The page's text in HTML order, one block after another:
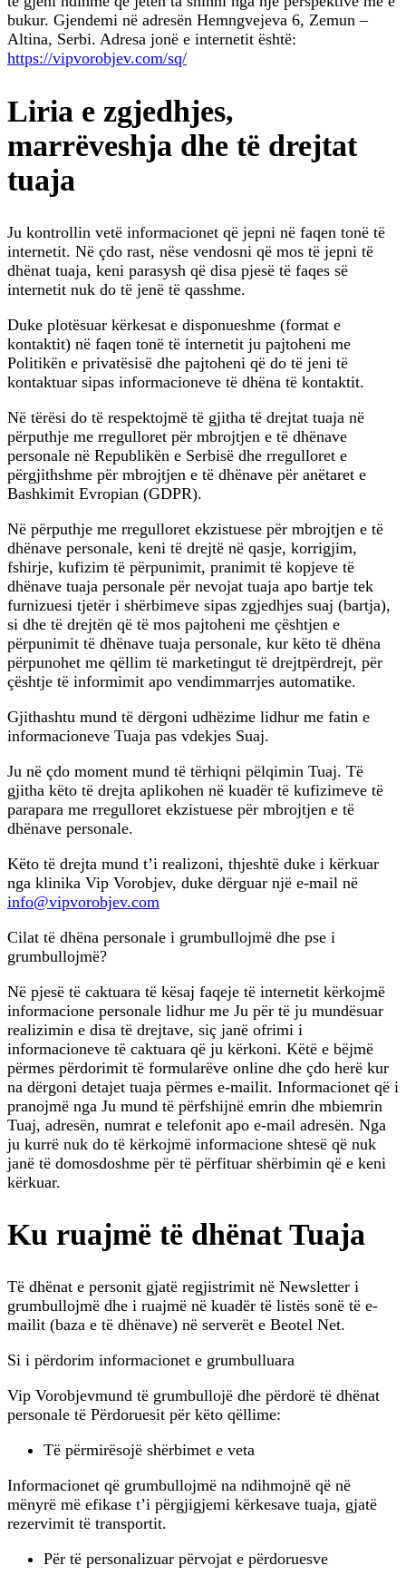
bukur. Gjendemi në adresën Hemngvejeva 6, Zemun –
Altina, Serbi. Adresa jonë e internetit është:
https://vipvorobjev.com/sq/
Liria e zgjedhjes,
marrëveshja dhe të drejtat
tuaja
Ju kontrollin vetë informacionet që jepni në faqen tonë të
internetit. Në çdo rast, nëse vendosni që mos të jepni të
dhënat tuaja, keni parasysh që disa pjesë të faqes së
internetit nuk do të jenë të qasshme.
Duke plotësuar kërkesat e disponueshme (format e
kontaktit) në faqen tonë të internetit ju pajtoheni me
Politikën e privatësisë dhe pajtoheni që do të jeni të
kontaktuar sipas informacioneve të dhëna të kontaktit.
Në tërësi do të respektojmë të gjitha të drejtat tuaja në
përputhje me rregulloret për mbrojtjen e të dhënave
personale në Republikën e Serbisë dhe rregulloret e
përgjithshme për mbrojtjen e të dhënave për anëtaret e
Bashkimit Evropian (GDPR).
Në përputhje me rregulloret ekzistuese për mbrojtjen e të
dhënave personale, keni të drejtë në qasje, korrigjim,
fshirje, kufizim të përpunimit, pranimit të kopjeve të
dhënave tuaja personale për nevojat tuaja apo bartje tek
furnizuesi tjetër i shërbimeve sipas zgjedhjes suaj (bartja),
si dhe të drejtën që të mos pajtoheni me çështjen e
përpunimit të dhënave tuaja personale, kur këto të dhëna
përpunohet me qëllim të marketingut të drejtpërdrejt, për
çështje të informimit apo vendimmarrjes automatike.
Gjithashtu mund të dërgoni udhëzime lidhur me fatin e
informacioneve Tuaja pas vdekjes Suaj.
Ju në çdo moment mund të tërhiqni pëlqimin Tuaj. Të
gjitha këto të drejta aplikohen në kuadër të kufizimeve të
parapara me rregulloret ekzistuese për mbrojtjen e të
dhënave personale.
Këto të drejta mund t’i realizoni, thjeshtë duke i kërkuar
nga klinika Vip Vorobjev, duke dërguar një e-mail në
info@vipvorobjev.com
Cilat të dhëna personale i grumbullojmë dhe pse i
grumbullojmë?
Në pjesë të caktuara të kësaj faqeje të internetit kërkojmë
informacione personale lidhur me Ju për të ju mundësuar
realizimin e disa të drejtave, siç janë ofrimi i
informacioneve të caktuara që ju kërkoni. Këtë e bëjmë
përmes përdorimit të formularëve online dhe çdo herë kur
na dërgoni detajet tuaja përmes e-mailit. Informacionet që i
pranojmë nga Ju mund të përfshijnë emrin dhe mbiemrin
Tuaj, adresën, numrat e telefonit apo e-mail adresën. Nga
ju kurrë nuk do të kërkojmë informacione shtesë që nuk
janë të domosdoshme për të përfituar shërbimin që e keni
kërkuar.
Ku ruajmë të dhënat Tuaja
Të dhënat e personit gjatë regjistrimit në Newsletter i
grumbullojmë dhe i ruajmë në kuadër të listës sonë të e-
mailit (baza e të dhënave) në serverët e Beotel Net.
Si i përdorim informacionet e grumbulluara
Vip Vorobjevmund të grumbullojë dhe përdorë të dhënat
personale të Përdoruesit për këto qëllime:
Të përmirësojë shërbimet e veta
Informacionet që grumbullojmë na ndihmojnë që në
mënyrë më efikase t’i përgjigjemi kërkesave tuaja, gjatë
rezervimit të transportit.
Për të personalizuar përvojat e përdoruesve